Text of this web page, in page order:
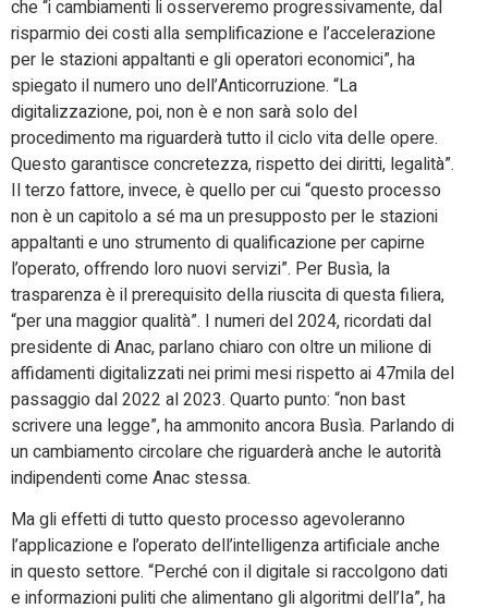
che “i cambiamenti li osserveremo progressivamente, dal
risparmio dei costi alla semplificazione e l’accelerazione
per le stazioni appaltanti e gli operatori economici”, ha
spiegato il numero uno dell’Anticorruzione. “La
digitalizzazione, poi, non è e non sarà solo del
procedimento ma riguarderà tutto il ciclo vita delle opere.
Questo garantisce concretezza, rispetto dei diritti, legalità”.
Il terzo fattore, invece, è quello per cui “questo processo
non è un capitolo a sé ma un presupposto per le stazioni
appaltanti e uno strumento di qualificazione per capirne
l’operato, offrendo loro nuovi servizi”. Per Busìa, la
trasparenza è il prerequisito della riuscita di questa filiera,
“per una maggior qualità”. I numeri del 2024, ricordati dal
presidente di Anac, parlano chiaro con oltre un milione di
affidamenti digitalizzati nei primi mesi rispetto ai 47mila del
passaggio dal 2022 al 2023. Quarto punto: “non bast
scrivere una legge”, ha ammonito ancora Busìa. Parlando di
un cambiamento circolare che riguarderà anche le autorità
indipendenti come Anac stessa.
Ma gli effetti di tutto questo processo agevoleranno
l’applicazione e l’operato dell’intelligenza artificiale anche
in questo settore. “Perché con il digitale si raccolgono dati
e informazioni puliti che alimentano gli algoritmi dell’Ia”, ha